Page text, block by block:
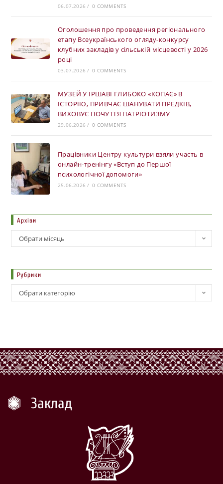
06.07.2026 / 0 COMMENTS
Оголошення про проведення регіонального
етапу Всеукраїнського огляду-конкурсу
клубних закладів у сільській місцевості у 2026
році
03.07.2026 / 0 COMMENTS
МУЗЕЙ У ІРШАВІ ГЛИБОКО «КОПАЄ» В
ІСТОРІЮ, ПРИВЧАЄ ШАНУВАТИ ПРЕДКІВ,
ВИХОВУЄ ПОЧУТТЯ ПАТРІОТИЗМУ
29.06.2026 / 0 COMMENTS
Працівники Центру культури взяли участь в
онлайн-тренінгу «Вступ до Першої
психологічної допомоги»
25.06.2026 / 0 COMMENTS
Архіви
Обрати місяць
Рубрики
Обрати категорію
Заклад